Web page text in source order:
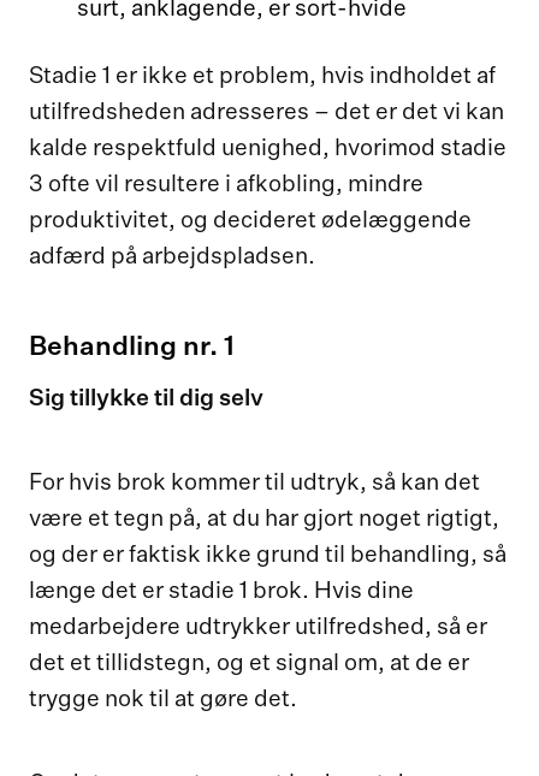
surt, anklagende, er sort-hvide
Stadie 1 er ikke et problem, hvis indholdet af
utilfredsheden adresseres – det er det vi kan
kalde respektfuld uenighed, hvorimod stadie
3 ofte vil resultere i afkobling, mindre
produktivitet, og decideret ødelæggende
adfærd på arbejdspladsen.
Behandling nr. 1
Sig tillykke til dig selv
For hvis brok kommer til udtryk, så kan det
være et tegn på, at du har gjort noget rigtigt,
og der er faktisk ikke grund til behandling, så
længe det er stadie 1 brok. Hvis dine
medarbejdere udtrykker utilfredshed, så er
det et tillidstegn, og et signal om, at de er
trygge nok til at gøre det.